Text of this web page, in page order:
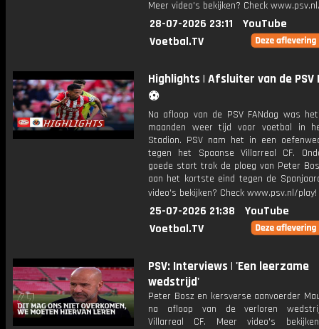
Meer video's bekijken? Check
28-07-2026 23:11
YouTube
Voetbal.TV
Highlights | Afsluiter van de PSV
⚽️
Na afloop van de PSV FANdag was
maanden weer tijd voor voetbal in
Stadion. PSV nam het in een
tegen het Spaanse Villarreal CF.
goede start trok de ploeg van Peter
aan het kortste eind tegen de
video's bekijken? Check www.psv.nl/
25-07-2026 21:38
YouTube
Voetbal.TV
PSV: Interviews | 'Een leerzame
wedstrijd'
Peter Bosz en kersverse aanvoerder
na afloop van de verloren
Villarreal CF. Meer video's